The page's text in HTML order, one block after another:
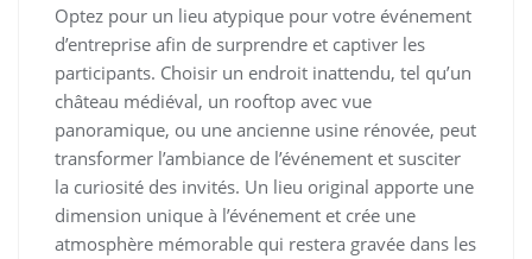
Optez pour un lieu atypique pour votre événement
d’entreprise afin de surprendre et captiver les
participants. Choisir un endroit inattendu, tel qu’un
château médiéval, un rooftop avec vue
panoramique, ou une ancienne usine rénovée, peut
transformer l’ambiance de l’événement et susciter
la curiosité des invités. Un lieu original apporte une
dimension unique à l’événement et crée une
atmosphère mémorable qui restera gravée dans les